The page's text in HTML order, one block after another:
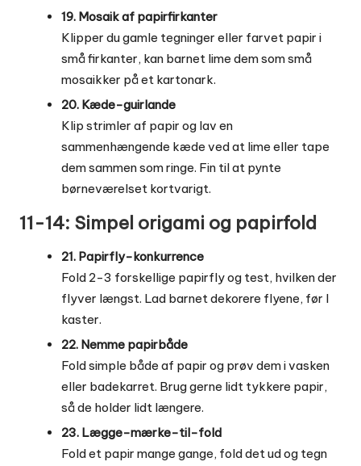
19. Mosaik af papirfirkanter
Klipper du gamle tegninger eller farvet papir i
små firkanter, kan barnet lime dem som små
mosaikker på et kartonark.
20. Kæde-guirlande
Klip strimler af papir og lav en
sammenhængende kæde ved at lime eller tape
dem sammen som ringe. Fin til at pynte
børneværelset kortvarigt.
11-14: Simpel origami og papirfold
21. Papirfly-konkurrence
Fold 2-3 forskellige papirfly og test, hvilken der
flyver længst. Lad barnet dekorere flyene, før I
kaster.
22. Nemme papirbåde
Fold simple både af papir og prøv dem i vasken
eller badekarret. Brug gerne lidt tykkere papir,
så de holder lidt længere.
23. Lægge-mærke-til-fold
Fold et papir mange gange, fold det ud og tegn